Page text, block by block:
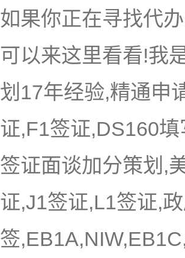
如果你正在寻找代
可以来这里看看!我
划17年经验,精通申
证,F1签证,DS160
签证面谈加分策划,
证,J1签证,L1签证,
签